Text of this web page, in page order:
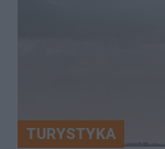
TURYSTYKA